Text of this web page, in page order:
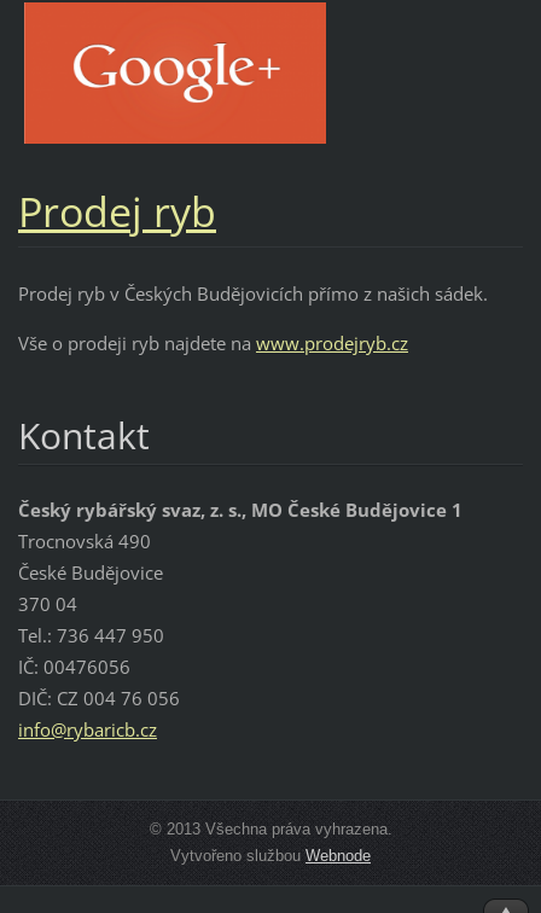
Prodej ryb
Prodej ryb v Českých Budějovicích přímo z našich sádek.
Vše o prodeji ryb najdete na www.prodejryb.cz
Kontakt
Český rybářský svaz, z. s., MO České Budějovice 1
Trocnovská 490
České Budějovice
370 04
Tel.: 736 447 950
IČ: 00476056
DIČ: CZ 004 76 056
info@rybaricb.cz
© 2013 Všechna práva vyhrazena.
Vytvořeno službouWebnode